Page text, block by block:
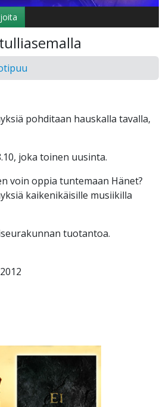
pohditaan hauskalla tavalla,
joka toinen uusinta.
voin oppia tuntemaan Hänet?
kaikenikäisille musiikilla
tuotantoa.